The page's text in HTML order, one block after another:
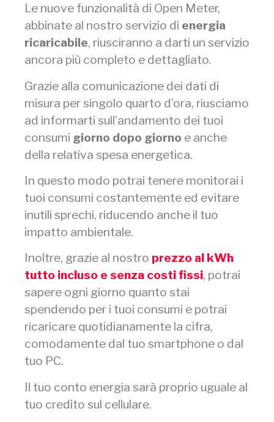
Le nuove funzionalità di Open Meter,
abbinate al nostro servizio di energia
ricaricabile, riusciranno a darti un servizio
ancora più completo e dettagliato.
Grazie alla comunicazione dei dati di
misura per singolo quarto d’ora, riusciamo
ad informarti sull’andamento dei tuoi
consumi giorno dopo giorno e anche
della relativa spesa energetica.
In questo modo potrai tenere monitorai i
tuoi consumi costantemente ed evitare
inutili sprechi, riducendo anche il tuo
impatto ambientale.
Inoltre, grazie al nostro prezzo al kWh
tutto incluso e senza costi fissi, potrai
sapere ogni giorno quanto stai
spendendo per i tuoi consumi e potrai
ricaricare quotidianamente la cifra,
comodamente dal tuo smartphone o dal
tuo PC.
Il tuo conto energia sarà proprio uguale al
tuo credito sul cellulare.